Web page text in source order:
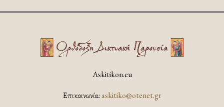
Askitikon.eu
Επικοινωνία:askitiko@otenet.gr